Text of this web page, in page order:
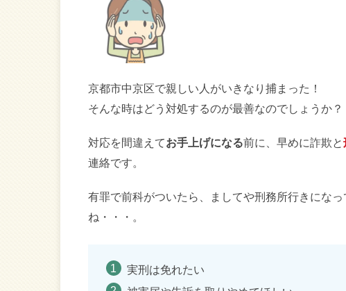
京都市中京区で親しい人がいきなり捕まった！
そんな時はどう対処するのが最善なのでしょうか？
対応を間違えてお手上げになる前に、早めに詐欺と
連絡です。
有罪で前科がついたら、ましてや刑務所行きにな
ね・・・。
実刑は免れたい